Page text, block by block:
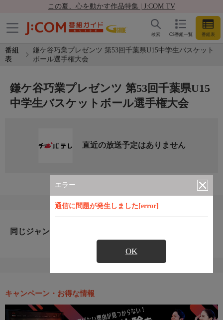
この夏、心を動かす作品特集 | J:COM TV
CS番組一覧 番組表
検索
番組
表
鎌ケ谷巧業プレゼンツ 第53回千葉県U15中学生バスケット
ボール選手権大会
エラー
通信に問題が発生しました[error]
OK
鎌ケ谷巧業プレゼンツ 第53回千葉県U15
中学生バスケットボール選手権大会
直近の放送予定はありません
同じジャンルのおすすめ番組
キャンペーン・お得な情報